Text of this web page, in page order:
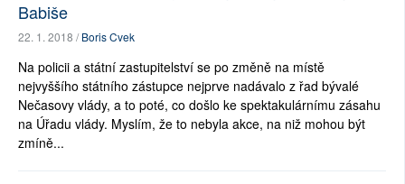
Babiše
22. 1. 2018 /Boris Cvek
Na policii a státní zastupitelství se po změně na místě
nejvyššího státního zástupce nejprve nadávalo z řad bývalé
Nečasovy vlády, a to poté, co došlo ke spektakulárnímu zásahu
na Úřadu vlády. Myslím, že to nebyla akce, na niž mohou být
zmíně...